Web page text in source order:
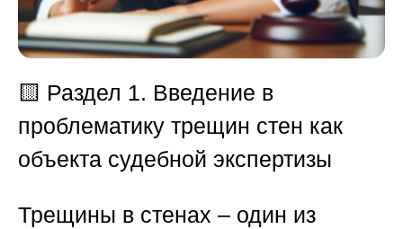
🟨 Раздел 1. Введение в
проблематику трещин стен как
объекта судебной экспертизы
Трещины в стенах – один из